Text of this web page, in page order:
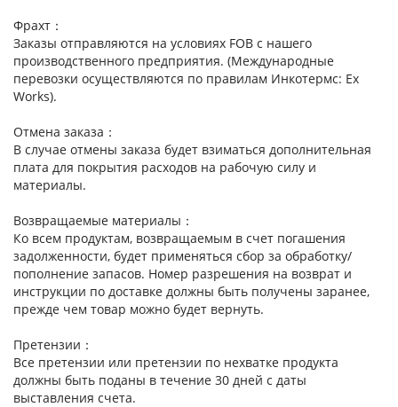
Фрахт：
Заказы отправляются на условиях FOB с нашего
производственного предприятия. (Международные
перевозки осуществляются по правилам Инкотермс: Ex
Works).
Отмена заказа：
В случае отмены заказа будет взиматься дополнительная
плата для покрытия расходов на рабочую силу и
материалы.
Возвращаемые материалы：
Ко всем продуктам, возвращаемым в счет погашения
задолженности, будет применяться сбор за обработку/
пополнение запасов. Номер разрешения на возврат и
инструкции по доставке должны быть получены заранее,
прежде чем товар можно будет вернуть.
Претензии：
Все претензии или претензии по нехватке продукта
должны быть поданы в течение 30 дней с даты
выставления счета.